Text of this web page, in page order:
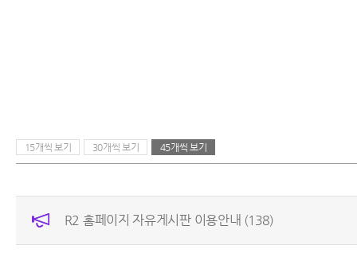
15개씩 보기 30개씩 보기 45개씩 보기
R2 홈페이지 자유게시판 이용안내 (138)